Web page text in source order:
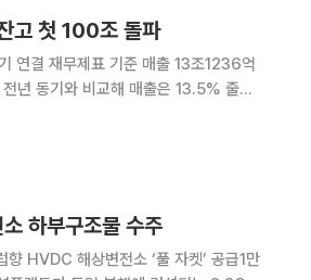
고 첫 100조 돌파
년 동기와 비교해 매출은 13.5% 줄었
하부구조물 수주
HVDC 해상변전소 ‘풀 자켓’ 공급1만